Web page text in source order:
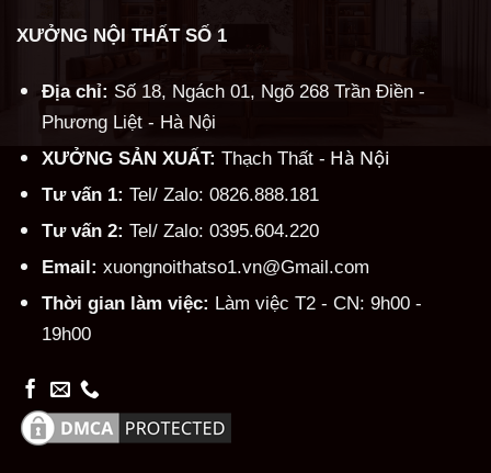
XƯỞNG NỘI THẤT SỐ 1
Địa chỉ: Số 18, Ngách 01, Ngõ 268 Trần Điền -
Phương Liệt - Hà Nội
XƯỞNG SẢN XUẤT: Thạch Thất - Hà Nội
Tư vấn 1: Tel/ Zalo: 0826.888.181
Tư vấn 2: Tel/ Zalo: 0395.604.220
Email: xuongnoithatso1.vn@Gmail.com
Thời gian làm việc: Làm việc T2 - CN: 9h00 -
19h00